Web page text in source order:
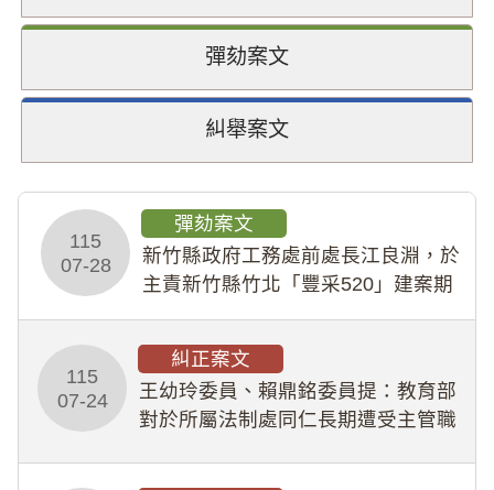
彈劾案文
糾舉案文
115
07-28
彈劾案文
新竹縣政府工務處前處長江良淵，於
主責新竹縣竹北「豐采520」建案期
幣1,483萬餘元，並長期收受建商餽
贈；復罔顧公共安全，圖利默許建商
於停工期間
115
07-24
糾正案文
王幼玲委員、賴鼎銘委員提：教育部
對於所屬法制處同仁長期遭受主管職